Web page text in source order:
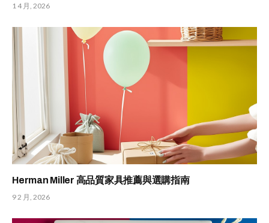
1 4 月, 2026
Herman Miller 高品質家具推薦與選購指南
9 2 月, 2026